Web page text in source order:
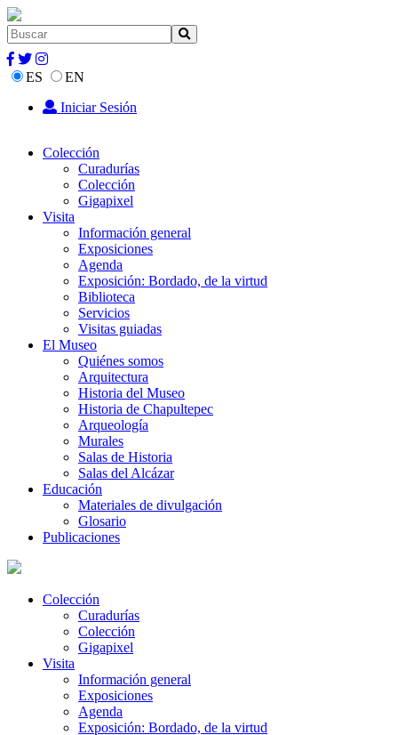
ES
EN
Iniciar Sesión
Colección
Curadurías
Colección
Gigapixel
Visita
Información general
Exposiciones
Agenda
Exposición: Bordado, de la virtud
Biblioteca
Servicios
Visitas guiadas
El Museo
Quiénes somos
Arquitectura
Historia del Museo
Historia de Chapultepec
Arqueología
Murales
Salas de Historia
Salas del Alcázar
Educación
Materiales de divulgación
Glosario
Publicaciones
Colección
Curadurías
Colección
Gigapixel
Visita
Información general
Exposiciones
Agenda
Exposición: Bordado, de la virtud